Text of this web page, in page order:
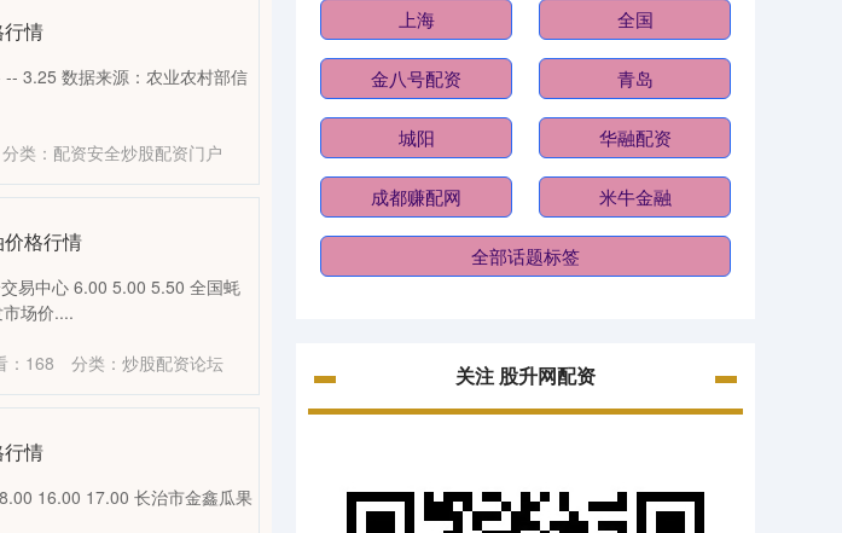
情
3.25 数据来源：农业农村部信
分类： 配资安全炒股配资门户
格行情
易中心 6.00 5.00 5.50 全国蚝
场价....
168 分类： 炒股配资论坛
情
16.00 17.00 长治市金鑫瓜果
上海 全国
金八号配资 青岛
城阳 华融配资
成都赚配网 米牛金融
全部话题标签
关注 股升网配资